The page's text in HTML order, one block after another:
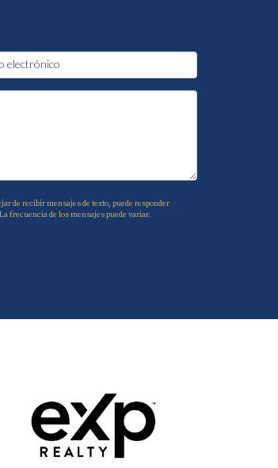
de recibir mensajes de texto, puede responder
frecuencia de los mensajes puede variar.